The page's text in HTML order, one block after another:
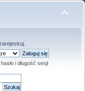
.
i długość sesji